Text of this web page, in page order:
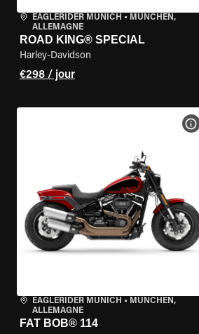
EAGLERIDER MUNICH • MÜNCHEN,
ALLEMAGNE
ROAD KING® SPECIAL
Harley-Davidson
€298 / jour
EAGLERIDER MUNICH • MÜNCHEN,
ALLEMAGNE
FAT BOB® 114